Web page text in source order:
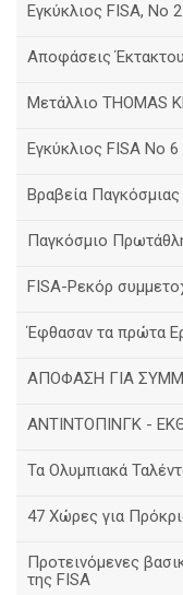
Eγκύκλιος FISA, No
Αποφάσεις
Μετάλλιο THOMAS
Eγκύκλιος FISA No
Βραβεία
Παγκόσμιο
FISA-Ρεκόρ
Έφθασαν τα πρώτα
ΑΠΟΦΑΣΗ ΓΙΑ
ΑΝΤΙΝΤΟΠΙΝΓΚ -
Τα Ολυμπιακά
47 Χώρες για
Προτεινόμενες
της FISA